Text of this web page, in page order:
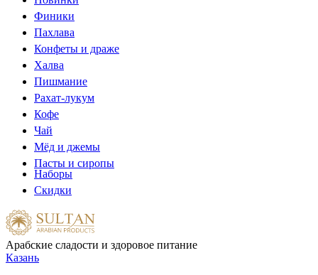
Финики
Пахлава
Конфеты и драже
Халва
Пишмание
Рахат-лукум
Кофе
Чай
Мёд и джемы
Пасты и сиропы
Наборы
Скидки
Арабские сладости и здоровое питание
Казань